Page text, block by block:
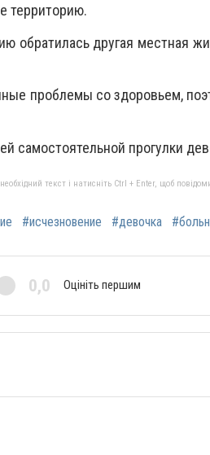
территорию.
обратилась другая местная
проблемы со здоровьем,
самостоятельной прогулки
текст і натисніть Ctrl + Enter, щоб
#исчезновение #девочка
0,0 Оцініть першим